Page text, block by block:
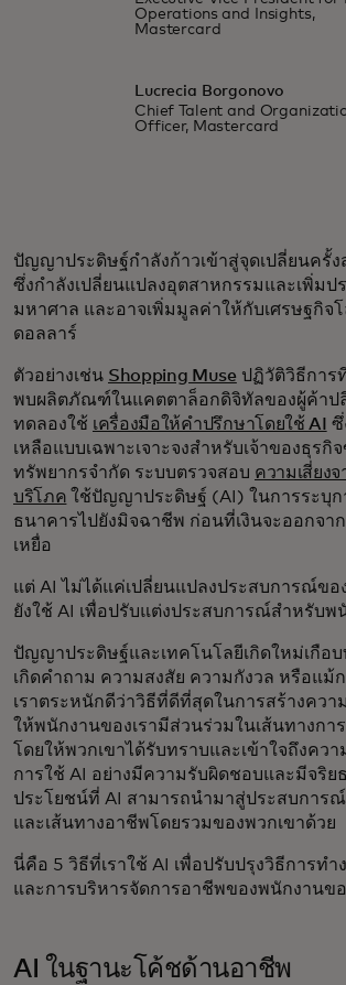
Operations and Insights,
Mastercard
Lucrecia Borgonovo
Chief Talent and
Officer, Mastercard
ปัญญาประดิษฐ์กำลังก้าวเข้าสู่จุดเปลี่ยนครั้
ซึ่งกำลังเปลี่ยนแปลงอุตสาหกรรมและเพิ่มป
มหาศาล และอาจเพิ่มมูลค่าให้กับเศรษฐกิจ
ดอลลาร์
ตัวอย่างเช่น Shopping Muse ปฏิวัติวิธีการ
พบผลิตภัณฑ์ในแคตตาล็อกดิจิทัลของผู้ค้าปลี
ทดลองใช้ เครื่องมือให้คำปรึกษาโดยใช้ AI
ซึ่
เหลือแบบเฉพาะเจาะจงสำหรับเจ้าของธุรกิ
ทรัพยากรจำกัด ระบบตรวจสอบ ความเสี่ยง
บริโภค ใช้ปัญญาประดิษฐ์ (AI) ในการระบุก
ธนาคารไปยังมิจฉาชีพ ก่อนที่เงินจะออกจา
เหยื่อ
แต่ AI ไม่ได้แค่เปลี่ยนแปลงประสบการณ์ขอ
ยังใช้ AI เพื่อปรับแต่งประสบการณ์สำหรับพ
ปัญญาประดิษฐ์และเทคโนโลยีเกิดใหม่เกือ
เกิดคำถาม ความสงสัย ความกังวล หรือแม้
เราตระหนักดีว่าวิธีที่ดีที่สุดในการสร้างควา
ให้พนักงานของเรามีส่วนร่วมในเส้นทางกา
โดยให้พวกเขาได้รับทราบและเข้าใจถึงคว
การใช้ AI อย่างมีความรับผิดชอบและมีจริย
ประโยชน์ที่ AI สามารถนำมาสู่ประสบการ
และเส้นทางอาชีพโดยรวมของพวกเขาด้วย
นี่คือ 5 วิธีที่เราใช้ AI เพื่อปรับปรุงวิธีการทำ
และการบริหารจัดการอาชีพของพนักงานขอ
AI ในฐานะโค้ชด้านอาชีพ